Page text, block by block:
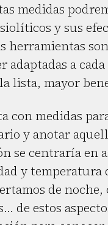
medidas
y sus
herramientas
adaptadas a
lista, mayor
con medidas
y anotar
se centraría en
y temperatura
de
de estos